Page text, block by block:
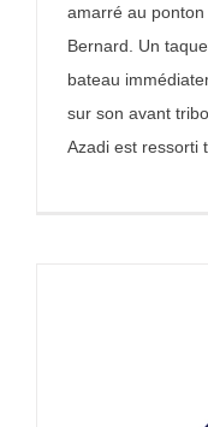
amarré au
Bernard. Un
bateau
sur son avant
Azadi est ressorti